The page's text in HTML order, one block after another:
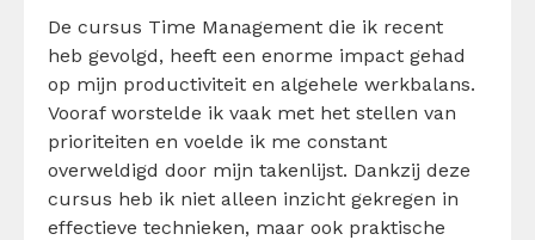
De cursus Time Management die ik recent
heb gevolgd, heeft een enorme impact gehad
op mijn productiviteit en algehele werkbalans.
Vooraf worstelde ik vaak met het stellen van
prioriteiten en voelde ik me constant
overweldigd door mijn takenlijst. Dankzij deze
cursus heb ik niet alleen inzicht gekregen in
effectieve technieken, maar ook praktische